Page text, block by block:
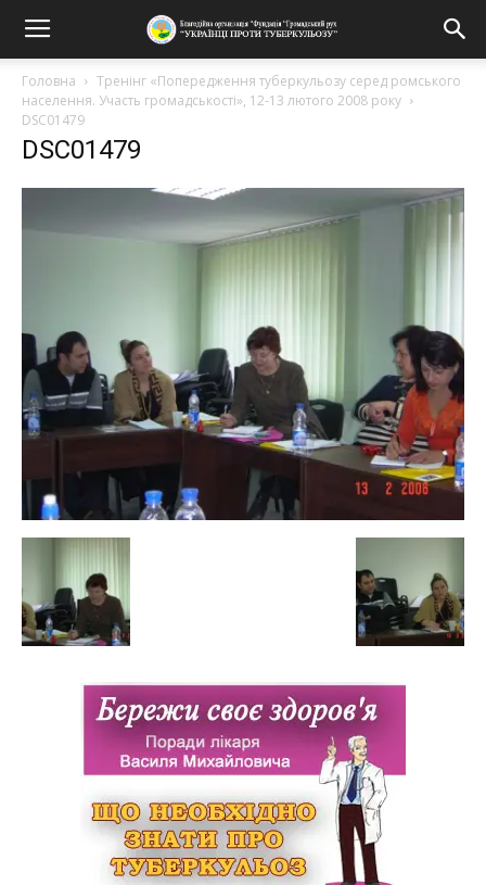
Головна
Тренінг «Попередження туберкульозу серед ромського
населення. Участь громадськості», 12-13 лютого 2008 року
DSC01479
DSC01479